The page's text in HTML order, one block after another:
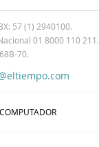
57 (1) 2940100.
01 8000 110 211.
70.